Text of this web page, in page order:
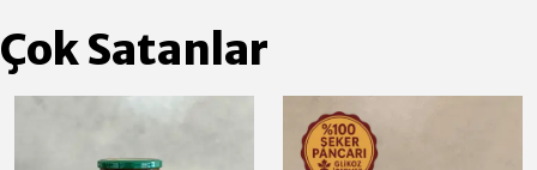
Çok Satanlar